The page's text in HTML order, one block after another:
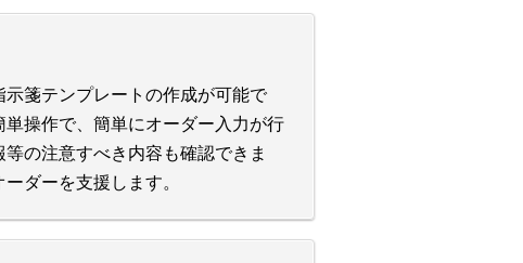
箋テンプレートの作成が可能で
操作で、簡単にオーダー入力が行
の注意すべき内容も確認できま
ダーを支援します。